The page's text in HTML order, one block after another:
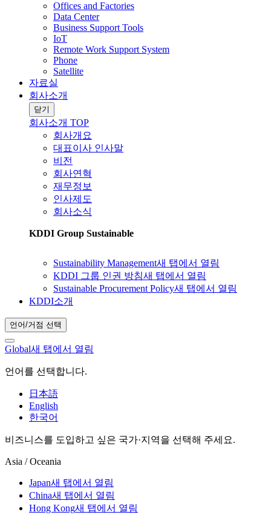
Offices and Factories
Data Center
Business Support Tools
IoT
Remote Work Support System
Phone
Satellite
자료실
회사소개
닫기
회사소개 TOP
회사개요
대표이사 인사말
비전
회사연혁
재무정보
인사제도
회사소식
KDDI Group Sustainable
Sustainability Management새 탭에서 열림
KDDI 그룹 인권 방침새 탭에서 열림
Sustainable Procurement Policy새 탭에서 열림
KDDI소개
언어/거점 선택
Global새 탭에서 열림
언어를 선택합니다.
日本語
English
한국어
비즈니스를 도입하고 싶은 국가·지역을 선택해 주세요.
Asia / Oceania
Japan새 탭에서 열림
China새 탭에서 열림
Hong Kong새 탭에서 열림